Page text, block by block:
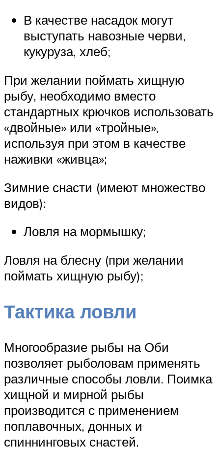
В качестве насадок могут
выступать навозные черви,
кукуруза, хлеб;
При желании поймать хищную
рыбу, необходимо вместо
стандартных крючков использовать
«двойные» или «тройные»,
используя при этом в качестве
наживки «живца»;
Зимние снасти (имеют множество
видов):
Ловля на мормышку;
Ловля на блесну (при желании
поймать хищную рыбу);
Тактика ловли
Многообразие рыбы на Оби
позволяет рыболовам применять
различные способы ловли. Поимка
хищной и мирной рыбы
производится с применением
поплавочных, донных и
спиннинговых снастей.